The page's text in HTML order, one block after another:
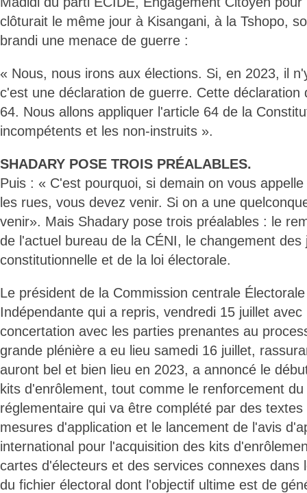
clôturait le même jour à Kisangani, à la Tshopo,
brandi une menace de guerre :
« Nous, nous irons aux élections. Si, en 2023, il
c'est une déclaration de guerre. Cette déclaration
64. Nous allons appliquer l'article 64 de la
incompétents et les non-instruits ».
SHADARY POSE TROIS PRÉALABLES.
Puis : « C'est pourquoi, si demain on vous
les rues, vous devez venir. Si on a une
venir». Mais Shadary pose trois préalables : le
de l'actuel bureau de la CÉNI, le changement des
constitutionnelle et de la loi électorale.
Le président de la Commission centrale
Indépendante qui a repris, vendredi 15 juillet
concertation avec les parties prenantes au
grande plénière a eu lieu samedi 16 juillet,
auront bel et bien lieu en 2023, a annoncé le
kits d'enrôlement, tout comme le renforcement
réglementaire qui va être complété par des
mesures d'application et le lancement de l'avis
international pour l'acquisition des kits
cartes d'électeurs et des services connexes dans
du fichier électoral dont l'objectif ultime est de